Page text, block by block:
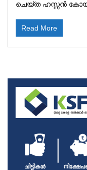
ചെയ്ത ഹസ്സൻ
Read More